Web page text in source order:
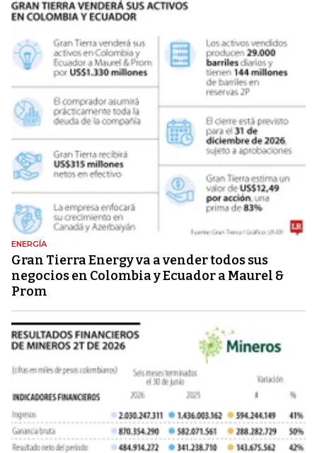
ENERGÍA
Gran Tierra Energy va a vender todos sus
negocios en Colombia y Ecuador a Maurel &
Prom